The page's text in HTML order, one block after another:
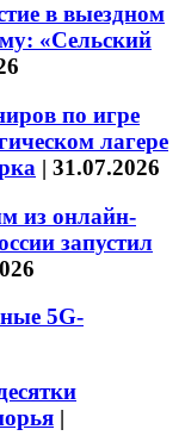
в выездном
«Сельский
по игре
лагере
| 31.07.2026
из онлайн-
запустил
5G-
|